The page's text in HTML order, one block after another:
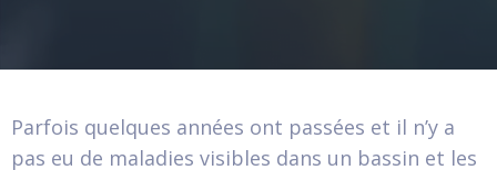
Parfois quelques années ont passées et il n’y a
pas eu de maladies visibles dans un bassin et les